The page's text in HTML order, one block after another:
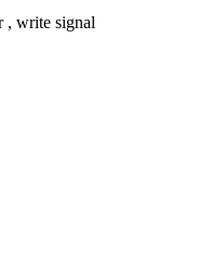
, write signal